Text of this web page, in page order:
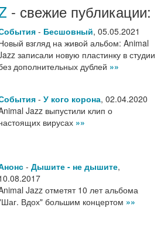
- свежие публикации:
- Бесшовный, 05.05.2021
взгляд на живой альбом: Animal
записали новую пластинку в студии
дополнительных дублей »»
- У кого корона, 02.04.2020
Jazz выпустили клип о
вирусах »»
- Дышите - не дышите,
Jazz отметят 10 лет альбома
Вдох" большим концертом »»